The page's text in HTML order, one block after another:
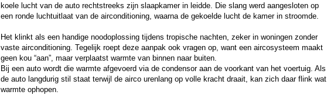
koele lucht van de auto rechtstreeks zijn slaapkamer in leidde. Die slang werd aangesloten op
een ronde luchtuitlaat van de airconditioning, waarna de gekoelde lucht de kamer in stroomde.
Het klinkt als een handige noodoplossing tijdens tropische nachten, zeker in woningen zonder
vaste airconditioning. Tegelijk roept deze aanpak ook vragen op, want een aircosysteem maakt
geen kou “aan”, maar verplaatst warmte van binnen naar buiten.
Bij een auto wordt die warmte afgevoerd via de condensor aan de voorkant van het voertuig. Als
de auto langdurig stil staat terwijl de airco urenlang op volle kracht draait, kan zich daar flink wat
warmte ophopen.